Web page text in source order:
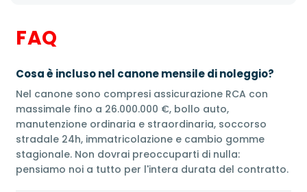
FAQ
Cosa è incluso nel canone mensile di noleggio?
Nel canone sono compresi assicurazione RCA con
massimale fino a 26.000.000 €, bollo auto,
manutenzione ordinaria e straordinaria, soccorso
stradale 24h, immatricolazione e cambio gomme
stagionale. Non dovrai preoccuparti di nulla:
pensiamo noi a tutto per l'intera durata del contratto.